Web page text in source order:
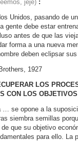
jeje) :
Unidos, pasando de
gente debe estar
antes de que las
forma a una nueva
deben eclipsar
1927
LOS
CON LOS
… se opone a la
siembra semillas
que su objetivo
para ello. La